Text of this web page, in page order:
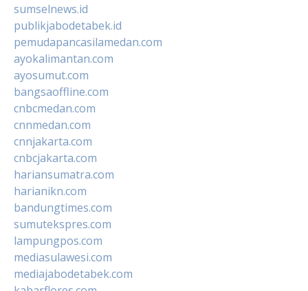
sumselnews.id
publikjabodetabek.id
pemudapancasilamedan.com
ayokalimantan.com
ayosumut.com
bangsaoffline.com
cnbcmedan.com
cnnmedan.com
cnnjakarta.com
cnbcjakarta.com
hariansumatra.com
harianikn.com
bandungtimes.com
sumutekspres.com
lampungpos.com
mediasulawesi.com
mediajabodetabek.com